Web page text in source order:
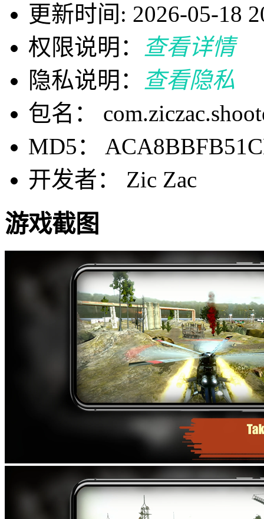
更新时间: 2026-05-18
权限说明：
查看详情
隐私说明：
查看隐私
包名：
MD5：
开发者： Zic Zac
游戏截图